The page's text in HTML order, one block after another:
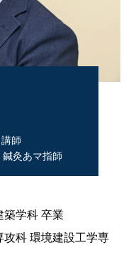
師
灸あマ指師
築学科 卒業
攻科 環境建設工学専